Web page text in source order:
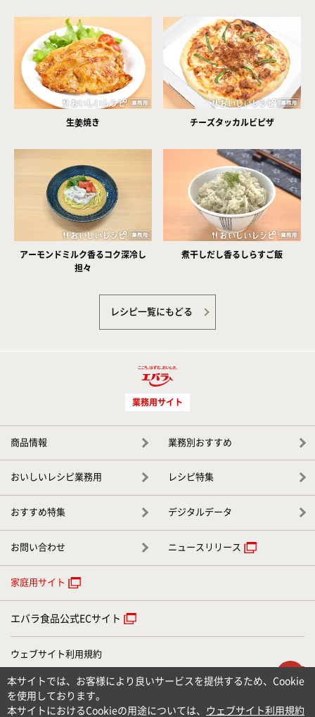
生姜焼き チーズタッカルビピザ
アーモンドミルク香るコク深冷し
担々
煮干しだし香るしらすご飯
レシピ一覧にもどる
業務用サイト
商品情報 業務別おすすめ
おいしいレシピ業務用 レシピ特集
おすすめ特集 デジタルデータ
お問い合わせ ニュースリリース
家庭用サイト
エバラ食品公式ECサイト
ウェブサイト利用規約
個人情報のお取り扱いについて
お問い合わせ
本サイトでは、お客様により良いサービスを提供するため、Cookie
を使用しております。
本サイトにおけるCookieの用途については、
ウェブサイト利用規約